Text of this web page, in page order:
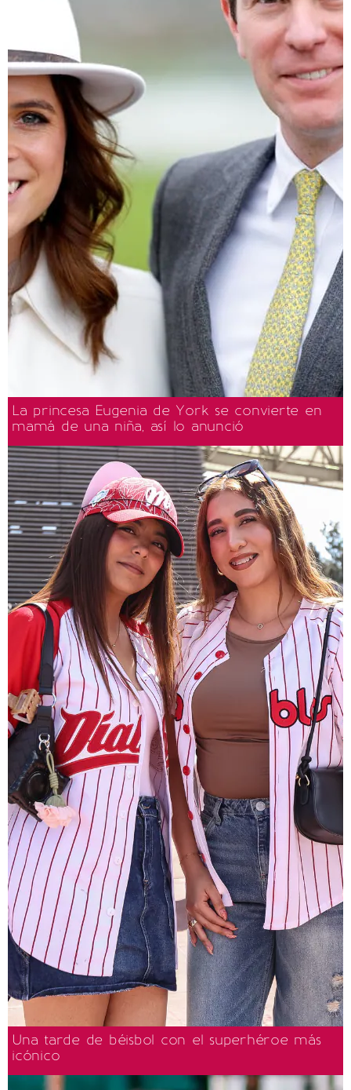
La princesa Eugenia de York se convierte en
mamá de una niña, así lo anunció
Una tarde de béisbol con el superhéroe más
icónico